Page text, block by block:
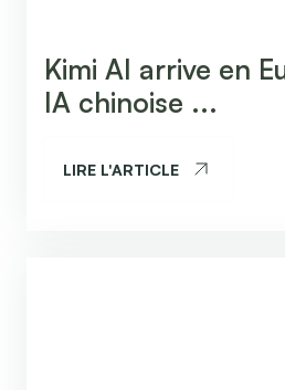
Kimi AI arrive en
IA chinoise ...
LIRE L'ARTICLE